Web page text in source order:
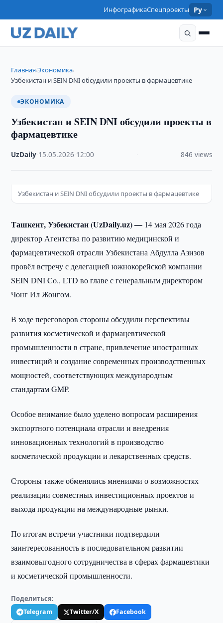
ИнфографикаСпецпроекты Ру
Главная›Экономика›
Узбекистан и SEIN DNI обсудили проекты в фармацевтике
ЭКОНОМИКА
Узбекистан и SEIN DNI обсудили проекты в
фармацевтике
UzDaily 15.05.2026 12:00 846 views
Узбекистан и SEIN DNI обсудили проекты в фармацевтике
Ташкент, Узбекистан (UzDaily.uz) — 14 мая 2026 года
директор Агентства по развитию медицинской и
фармацевтической отрасли Узбекистана Абдулла Азизов
провёл встречу с делегацией южнокорейской компании
SEIN DNI Co., LTD во главе с генеральным директором
Чонг Ил Жонгом.
В ходе переговоров стороны обсудили перспективы
развития косметической и фармацевтической
промышленности в стране, привлечение иностранных
инвестиций и создание современных производственных
мощностей, соответствующих международным
стандартам GMP.
Особое внимание было уделено вопросам расширения
экспортного потенциала отрасли и внедрения
инновационных технологий в производство
косметической продукции и лекарственных средств.
Стороны также обменялись мнениями о возможностях
реализации совместных инвестиционных проектов и
выхода продукции на международные рынки.
По итогам встречи участники подтвердили
заинтересованность в последовательном развитии
взаимовыгодного сотрудничества в сферах фармацевтики
и косметической промышленности.
Поделиться:
Telegram Twitter/X
Facebook